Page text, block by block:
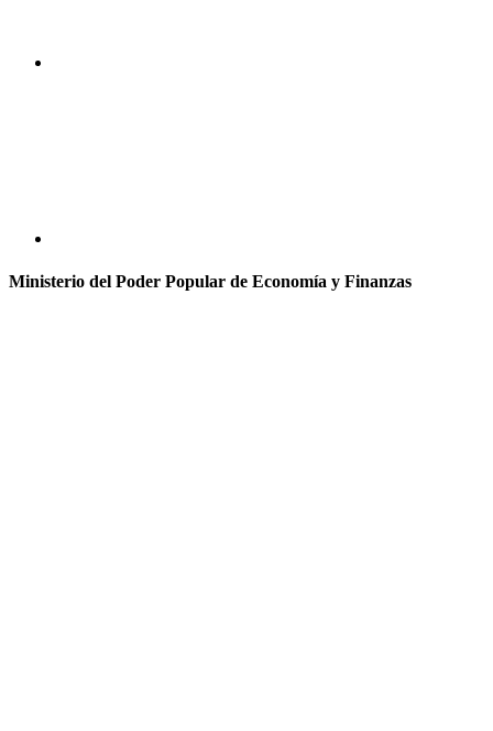
Ministerio del Poder Popular de Economía y Finanzas